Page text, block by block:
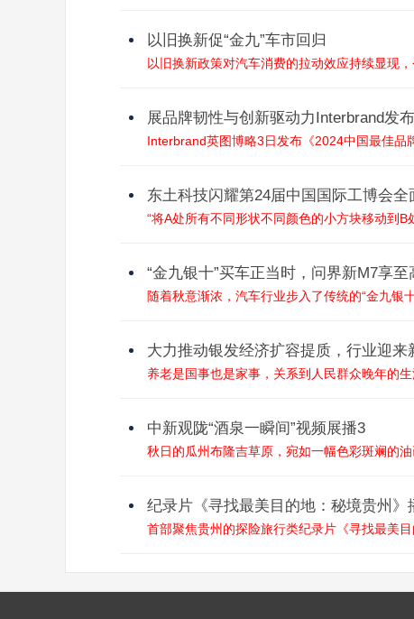
以旧换新促“金九”车市回归
以旧换新政策对汽车消费的拉动效应持续显现
展品牌韧性与创新驱动力Interbrand发
Interbrand英图博略3日发布《2024中国最佳品
东土科技闪耀第24届中国国际工博会
“将A处所有不同形状不同颜色的小方块移动到B
“金九银十”买车正当时，问界新M7享
随着秋意渐浓，汽车行业步入了传统的“金九银
大力推动银发经济扩容提质，行业迎来
养老是国事也是家事，关系到人民群众晚年的
中新观陇“酒泉一瞬间”视频展播3
秋日的瓜州布隆吉草原，宛如一幅色彩斑斓的
纪录片《寻找最美目的地：秘境贵州》
首部聚焦贵州的探险旅行类纪录片《寻找最美